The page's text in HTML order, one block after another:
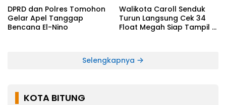
DPRD dan Polres Tomohon
Gelar Apel Tanggap
Bencana El-Nino
Walikota Caroll Senduk
Turun Langsung Cek 34
Float Megah Siap Tampil di
Selengkapnya
KOTA BITUNG